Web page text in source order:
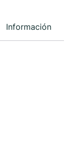
Información